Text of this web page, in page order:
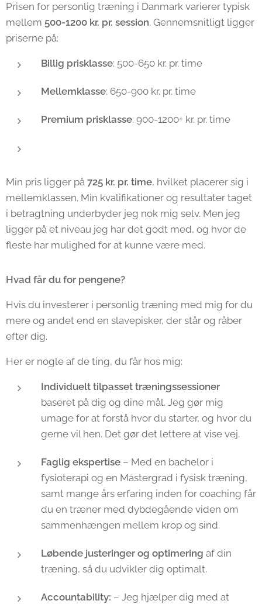
Prisen for personlig træning i Danmark varierer typisk
mellem 500-1200 kr. pr. session. Gennemsnitligt ligger
priserne på:
Billig prisklasse: 500-650 kr. pr. time
Mellemklasse: 650-900 kr. pr. time
Premium prisklasse: 900-1200+ kr. pr. time
Min pris ligger på 725 kr. pr. time, hvilket placerer sig i
mellemklassen. Min kvalifikationer og resultater taget
i betragtning underbyder jeg nok mig selv. Men jeg
ligger på et niveau jeg har det godt med, og hvor de
fleste har mulighed for at kunne være med.
Hvad får du for pengene?
Hvis du investerer i personlig træning med mig for du
mere og andet end en slavepisker, der står og råber
efter dig.
Her er nogle af de ting, du får hos mig:
Individuelt tilpasset træningssessioner
baseret på dig og dine mål. Jeg gør mig
umage for at forstå hvor du starter, og hvor du
gerne vil hen. Det gør det lettere at vise vej.
Faglig ekspertise – Med en bachelor i
fysioterapi og en Mastergrad i fysisk træning,
samt mange års erfaring inden for coaching får
du en træner med dybdegående viden om
sammenhængen mellem krop og sind.
Løbende justeringer og optimering af din
træning, så du udvikler dig optimalt.
Accountability: – Jeg hjælper dig med at